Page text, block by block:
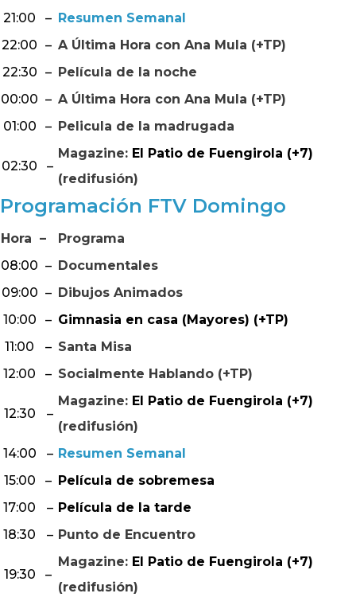
21:00
– Resumen Semanal
22:00 – A Última Hora con Ana Mula (+TP)
22:30 – Película de la noche
00:00 – A Última Hora con Ana Mula (+TP)
01:00
– Pelicula de la madrugada
02:30 –
Magazine: El Patio de Fuengirola (+7)
(redifusión)
Programación FTV Domingo
Hora –
Programa
08:00 – Documentales
09:00 – Dibujos Animados
10:00
– Gimnasia en casa (Mayores) (+TP)
11:00
– Santa Misa
12:00
– Socialmente Hablando (+TP)
12:30 –
Magazine: El Patio de Fuengirola (+7)
(redifusión)
14:00
– Resumen Semanal
15:00
– Película de sobremesa
17:00
– Película de la tarde
18:30
– Punto de Encuentro
19:30 –
Magazine: El Patio de Fuengirola (+7)
(redifusión)